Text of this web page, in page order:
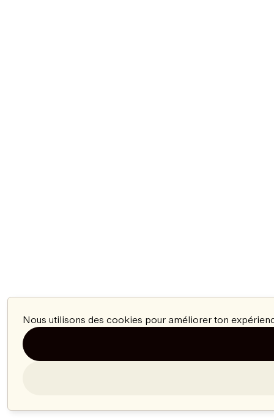
Nous utilisons des cookies pour améliorer ton